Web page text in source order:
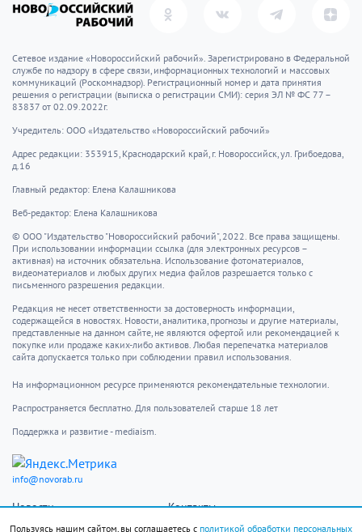
Сетевое издание «Новороссийский рабочий». Зарегистрировано в Федеральной
службе по надзору в сфере связи, информационных технологий и массовых
коммуникаций (Роскомнадзор). Регистрационный номер и дата принятия
решения о регистрации (выписка о регистрации СМИ): серия ЭЛ № ФС 77 –
83837 от 02.09.2022г.
Учредитель: ООО «Издательство «Новороссийский рабочий»
Адрес редакции: 353915, Краснодарский край, г. Новороссийск, ул. Грибоедова,
д.16
Главный редактор: Елена Калашникова
Веб-редактор: Елена Калашникова
© ООО "Издательство "Новороссийский рабочий", 2022. Все права защищены.
При использовании информации ссылка (для электронных ресурсов –
активная) на источник обязательна. Использование фотоматериалов,
видеоматериалов и любых других медиа файлов разрешается только с
письменного разрешения редакции.
Редакция не несет ответственности за достоверность информации,
содержащейся в новостях. Новости, аналитика, прогнозы и другие материалы,
представленные на данном сайте, не являются офертой или рекомендацией к
покупке или продаже каких-либо активов. Любая перепечатка материалов
сайта допускается только при соблюдении правил использования.
На информационном ресурсе применяются рекомендательные технологии.
Распространяется бесплатно. Для пользователей старше 18 лет
Поддержка и развитие - mediaism.
info@novorab.ru
Новости
Происшествия
Контакты
Пользовательское
Пользуясь нашим сайтом, вы соглашаетесь с политикой обработки персональных